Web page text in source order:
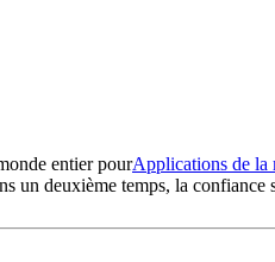
entier pourApplications de la
un deuxième temps, la confiance